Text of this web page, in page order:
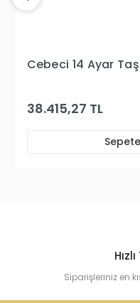
Cebeci 14 Ayar
17.443,67 TL
Siparişleriniz en